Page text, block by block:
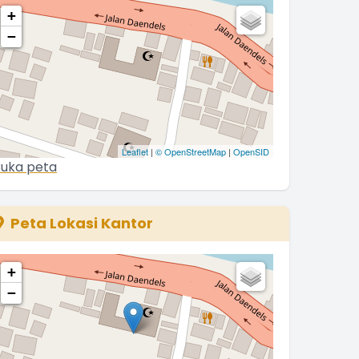
+
−
Leaflet | © OpenStreetMap | OpenSID
peta
Peta Lokasi Kantor
+
−